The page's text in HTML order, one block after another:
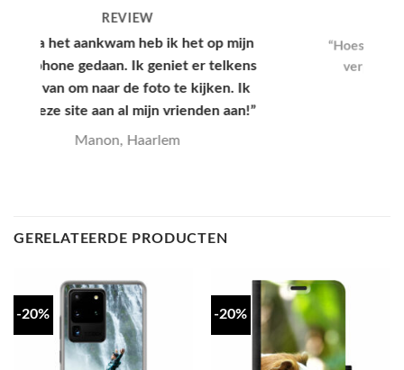
“Hoesje kwam snel aan en had een leuke
verpakking, hele goede kwaliteit en
mooie print.”
Yana, Den Haag
GERELATEERDE PRODUCTEN
-20% -20%